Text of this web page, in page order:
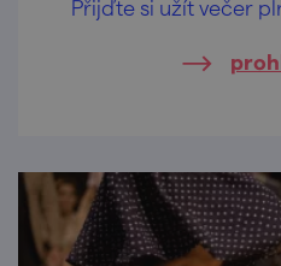
Přijďte si užít večer